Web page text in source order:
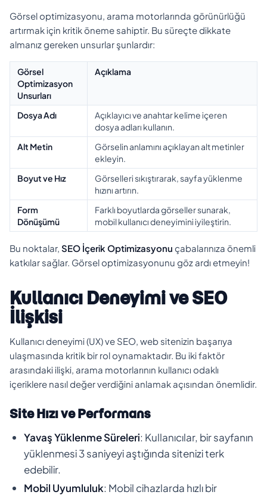
Görsel optimizasyonu, arama motorlarında görünürlüğü
artırmak için kritik öneme sahiptir. Bu süreçte dikkate
almanız gereken unsurlar şunlardır:
Görsel
Optimizasyon
Unsurları
Açıklama
Dosya Adı
Açıklayıcı ve anahtar kelime içeren
dosya adları kullanın.
Alt Metin
Görselin anlamını açıklayan alt metinler
ekleyin.
Boyut ve Hız
Görselleri sıkıştırarak, sayfa yüklenme
hızını artırın.
Form
Dönüşümü
Farklı boyutlarda görseller sunarak,
mobil kullanıcı deneyimini iyileştirin.
Bu noktalar, SEO İçerik Optimizasyonu çabalarınıza önemli
katkılar sağlar. Görsel optimizasyonunu göz ardı etmeyin!
Kullanıcı Deneyimi ve SEO
İlişkisi
Kullanıcı deneyimi (UX) ve SEO, web sitenizin başarıya
ulaşmasında kritik bir rol oynamaktadır. Bu iki faktör
arasındaki ilişki, arama motorlarının kullanıcı odaklı
içeriklere nasıl değer verdiğini anlamak açısından önemlidir.
Site Hızı ve Performans
Yavaş Yüklenme Süreleri: Kullanıcılar, bir sayfanın
yüklenmesi 3 saniyeyi aştığında sitenizi terk
edebilir.
Mobil Uyumluluk: Mobil cihazlarda hızlı bir